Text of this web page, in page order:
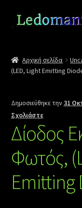
Απευθείας
μετάβαση
πλοήγηση
Μετάβαση
Επικοινωνία
Πληρωμές
Αποστολές
Κατάλογοι
Αρχική σελίδα
(LED, Light Emitting
Δημοσιεύθηκε την31
Σχολιάστε
Δίοδος
Φωτός,
Emitting